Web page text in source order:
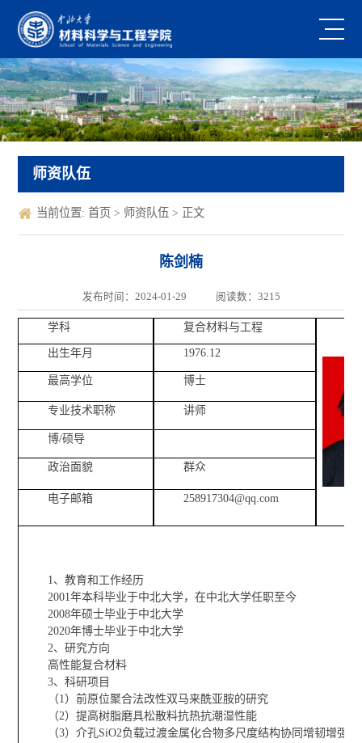
师资队伍
当前位置: 首页 > 师资队伍 > 正文
陈剑楠
发布时间：2024-01-29 阅读数： 3215
学科 复合材料与工程
出生年月 1976.12
最高学位 博士
专业技术职称 讲师
博/硕导
政治面貌 群众
电子邮箱 258917304@qq.com
1、教育和工作经历
2001年本科毕业于中北大学，在中北大学任职至今
2008年硕士毕业于中北大学
2020年博士毕业于中北大学
2、研究方向
高性能复合材料
3、科研项目
（1）前原位聚合法改性双马来酰亚胺的研究
（2）提高树脂磨具松散料抗热抗潮湿性能
（3）介孔SiO2负载过渡金属化合物多尺度结构协同增韧增强